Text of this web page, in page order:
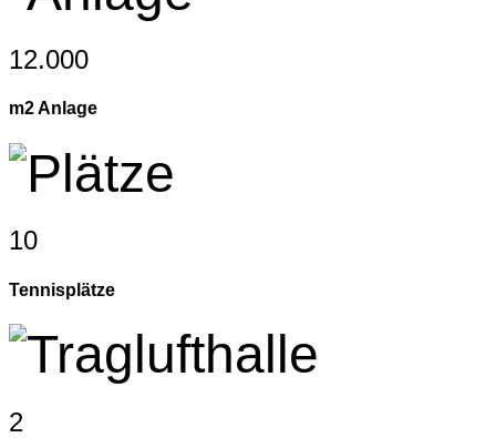
12.000
m2 Anlage
10
Tennisplätze
2